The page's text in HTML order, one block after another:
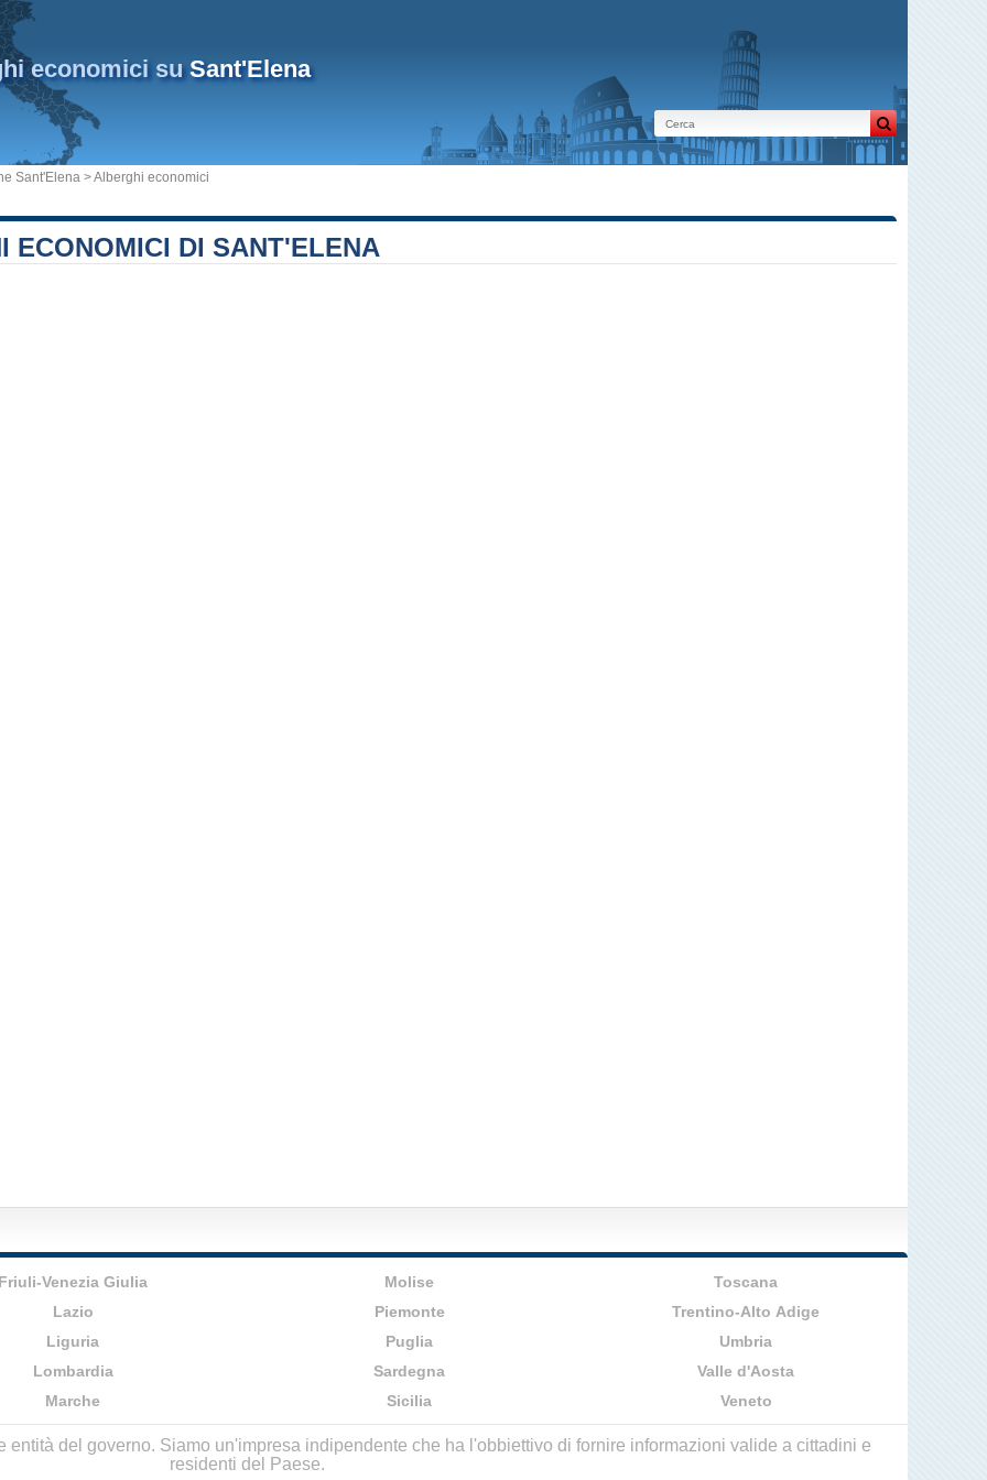
economici suSant'Elena
Sant'Elena > Alberghi economici
ECONOMICI DI SANT'ELENA
Friuli-Venezia Giulia
Lazio
Liguria
Lombardia
Marche
Molise
Piemonte
Puglia
Sardegna
Sicilia
Toscana
Trentino-Alto Adige
Umbria
Valle d'Aosta
Veneto
entità del governo. Siamo un'impresa indipendente che ha l'obbiettivo di fornire informazioni valide a cittadini e
residenti del Paese.